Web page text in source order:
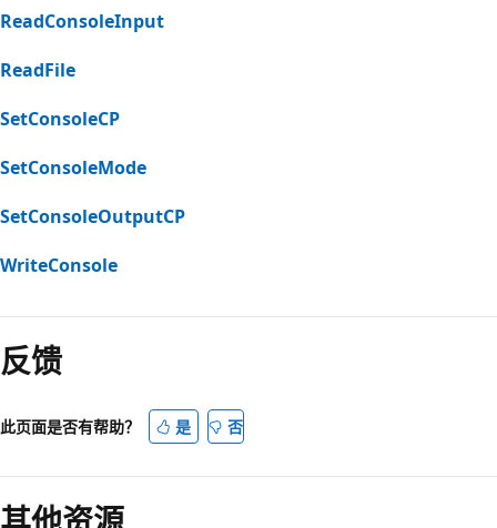
ReadConsoleInput
ReadFile
SetConsoleCP
SetConsoleMode
SetConsoleOutputCP
WriteConsole
反馈
此页面是否有帮助？ 是 否